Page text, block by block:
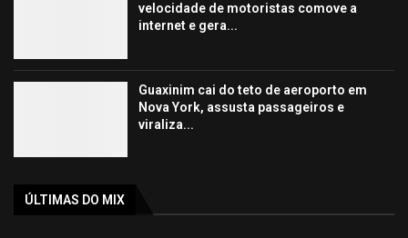
velocidade de motoristas comove a
internet e gera...
Guaxinim cai do teto de aeroporto em
Nova York, assusta passageiros e
viraliza...
ÚLTIMAS DO MIX